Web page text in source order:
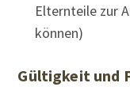
Elternteile zur
können)
Gültigkeit und